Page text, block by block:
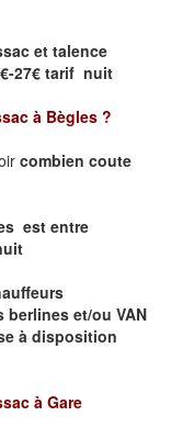
et talence
27€ tarif nuit
à Bègles ?
combien coute
est entre
et/ou VAN
à disposition
àGare